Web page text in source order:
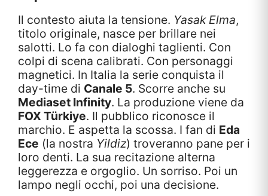
Il contesto aiuta la tensione. Yasak Elma,
titolo originale, nasce per brillare nei
salotti. Lo fa con dialoghi taglienti. Con
colpi di scena calibrati. Con personaggi
magnetici. In Italia la serie conquista il
day-time di Canale 5. Scorre anche su
Mediaset Infinity. La produzione viene da
FOX Türkiye. Il pubblico riconosce il
marchio. E aspetta la scossa. I fan di Eda
Ece (la nostra Yildiz) troveranno pane per i
loro denti. La sua recitazione alterna
leggerezza e orgoglio. Un sorriso. Poi un
lampo negli occhi, poi una decisione.